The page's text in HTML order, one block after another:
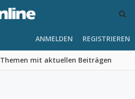
Themen mit aktuellen Beiträgen
ANMELDEN REGISTRIEREN